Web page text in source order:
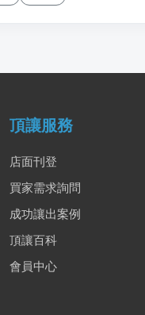
頂讓服務
店面刊登
買家需求詢問
成功讓出案例
頂讓百科
會員中心